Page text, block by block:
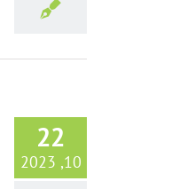
22
10, 2023